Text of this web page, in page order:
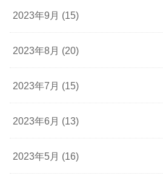
2023年9月 (15)
2023年8月 (20)
2023年7月 (15)
2023年6月 (13)
2023年5月 (16)